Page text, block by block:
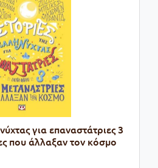
για επαναστάτριες 3
που άλλαξαν τον κόσμο